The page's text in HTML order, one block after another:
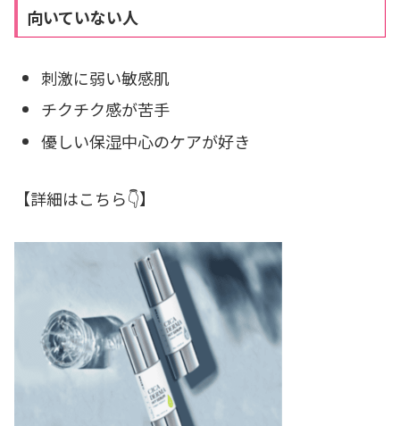
向いていない人
刺激に弱い敏感肌
チクチク感が苦手
優しい保湿中心のケアが好き
【詳細はこちら👇】